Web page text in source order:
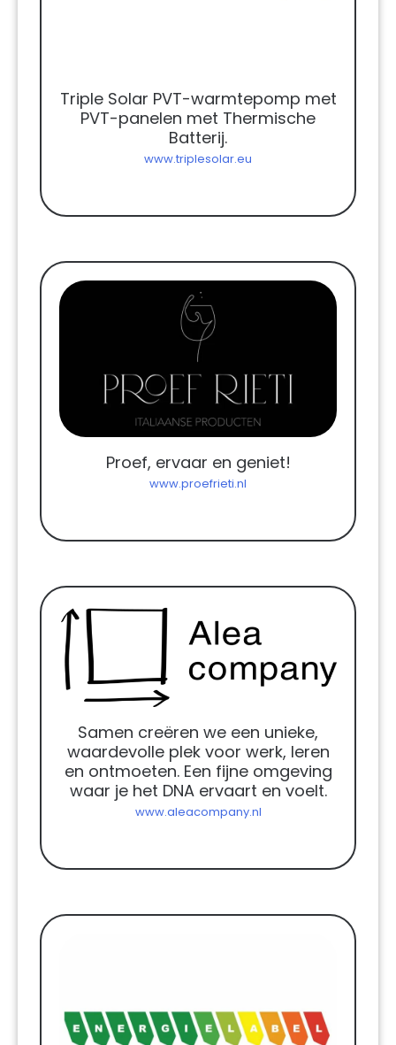
Triple Solar PVT-warmtepomp met
PVT-panelen met Thermische
Batterij.
www.triplesolar.eu
Proef, ervaar en geniet!
www.proefrieti.nl
Samen creëren we een unieke,
waardevolle plek voor werk, leren
en ontmoeten. Een fijne omgeving
waar je het DNA ervaart en voelt.
www.aleacompany.nl